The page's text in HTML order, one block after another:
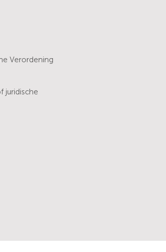
Verordening
juridische